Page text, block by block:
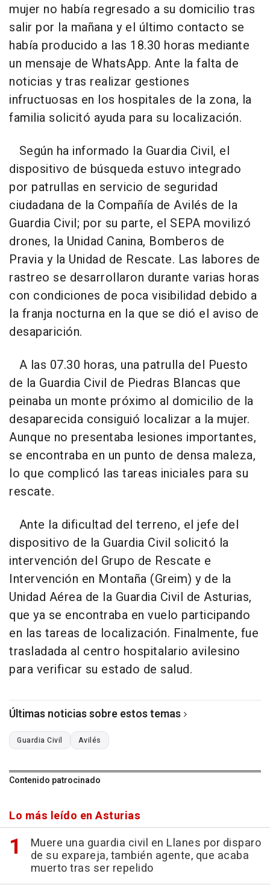
mujer no había regresado a su domicilio tras
salir por la mañana y el último contacto se
había producido a las 18.30 horas mediante
un mensaje de WhatsApp. Ante la falta de
noticias y tras realizar gestiones
infructuosas en los hospitales de la zona, la
familia solicitó ayuda para su localización.
Según ha informado la Guardia Civil, el
dispositivo de búsqueda estuvo integrado
por patrullas en servicio de seguridad
ciudadana de la Compañía de Avilés de la
Guardia Civil; por su parte, el SEPA movilizó
drones, la Unidad Canina, Bomberos de
Pravia y la Unidad de Rescate. Las labores de
rastreo se desarrollaron durante varias horas
con condiciones de poca visibilidad debido a
la franja nocturna en la que se dió el aviso de
desaparición.
A las 07.30 horas, una patrulla del Puesto
de la Guardia Civil de Piedras Blancas que
peinaba un monte próximo al domicilio de la
desaparecida consiguió localizar a la mujer.
Aunque no presentaba lesiones importantes,
se encontraba en un punto de densa maleza,
lo que complicó las tareas iniciales para su
rescate.
Ante la dificultad del terreno, el jefe del
dispositivo de la Guardia Civil solicitó la
intervención del Grupo de Rescate e
Intervención en Montaña (Greim) y de la
Unidad Aérea de la Guardia Civil de Asturias,
que ya se encontraba en vuelo participando
en las tareas de localización. Finalmente, fue
trasladada al centro hospitalario avilesino
para verificar su estado de salud.
Últimas noticias sobre estos temas
Guardia Civil Avilés
Contenido patrocinado
Lo más leído en Asturias
Muere una guardia civil en Llanes por disparo
de su expareja, también agente, que acaba
muerto tras ser repelido